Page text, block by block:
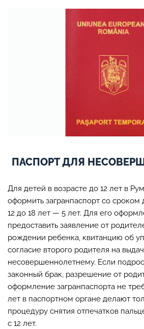
ПАСПОРТ ДЛЯ
Для детей в возрасте до 12 лет в
оформить загранпаспорт со сроком
12 до 18 лет — 5 лет. Для его
предоставить заявление от
рождении ребенка, квитанцию об
согласие второго родителя на
несовершеннолетнему. Если
законный брак, разрешение от
оформление загранпаспорта не
лет в паспортном органе делают
процедуру снятия отпечатков
с 12 лет.